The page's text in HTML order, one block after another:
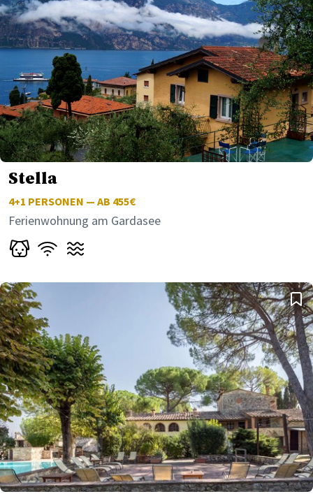
Stella
4+1 PERSONEN — AB 455€
Ferienwohnung am Gardasee